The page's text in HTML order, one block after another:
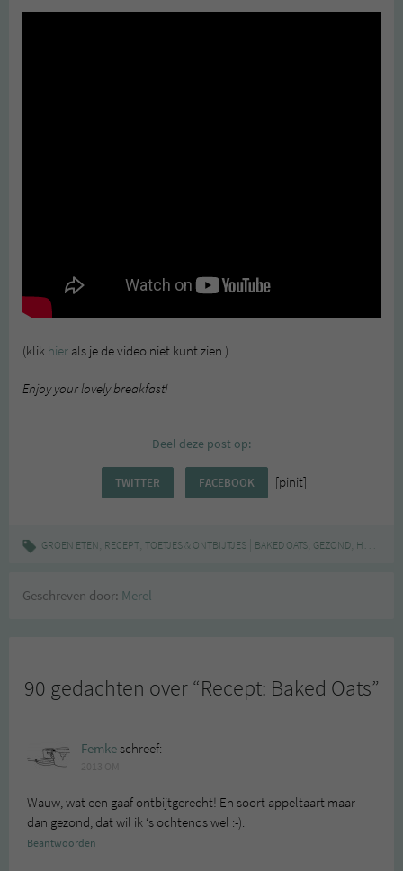
(klik hier als je de video niet kunt zien.)
Enjoy your lovely breakfast!
Deel deze post op:
TWITTER FACEBOOK [pinit]
GROEN ETEN, RECEPT, TOETJES & ONTBIJTJES BAKED OATS, GEZOND, HAVERMOUT
Geschreven door: Merel
90 gedachten over “Recept: Baked Oats”
Femkeschreef:
Wauw, wat een gaaf ontbijtgerecht! En soort appeltaart maar
dan gezond, dat wil ik ‘s ochtends wel :-).
Beantwoorden